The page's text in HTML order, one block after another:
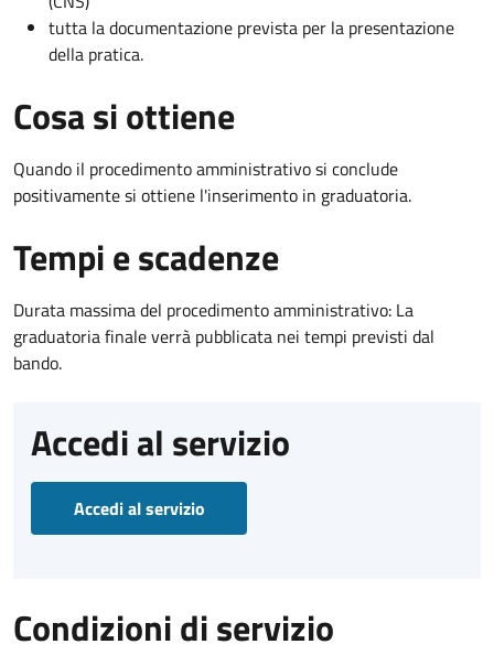
tutta la documentazione prevista per la presentazione
della pratica.
Cosa si ottiene
Quando il procedimento amministrativo si conclude
positivamente si ottiene l'inserimento in graduatoria.
Tempi e scadenze
Durata massima del procedimento amministrativo: La
graduatoria finale verrà pubblicata nei tempi previsti dal
bando.
Accedi al servizio
Accedi al servizio
Condizioni di servizio